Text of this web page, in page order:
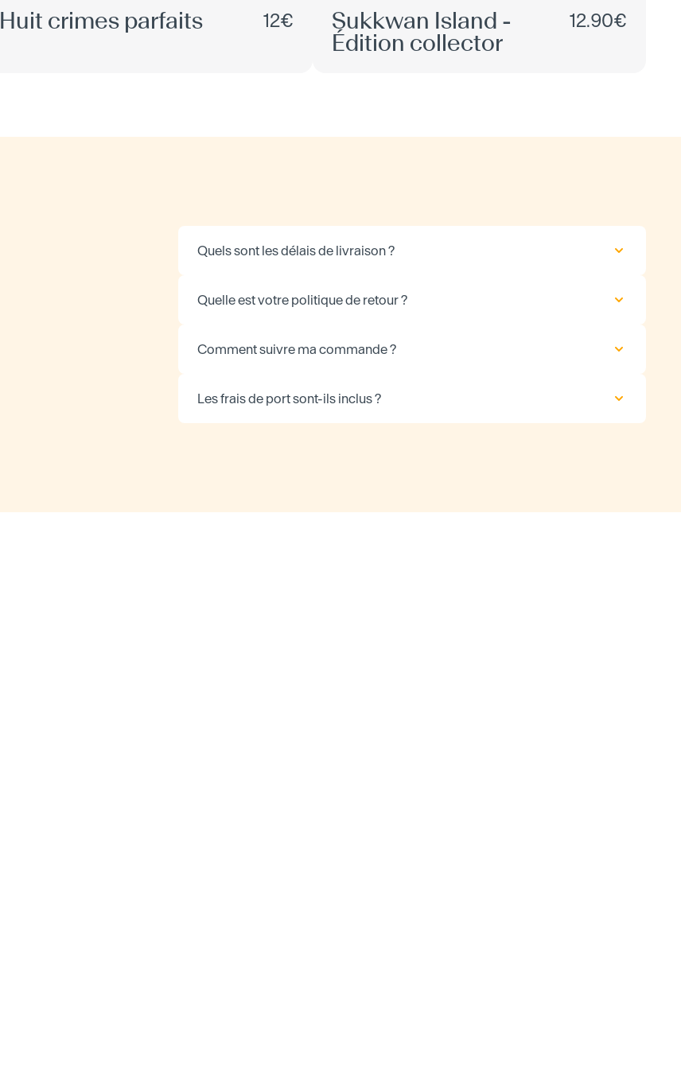
Huit crimes parfaits 12€ Sukkwan Island -
Édition collector
12.90€
Quels sont les délais de livraison ?
Quelle est votre politique de retour ?
Comment suivre ma commande ?
Les frais de port sont-ils inclus ?